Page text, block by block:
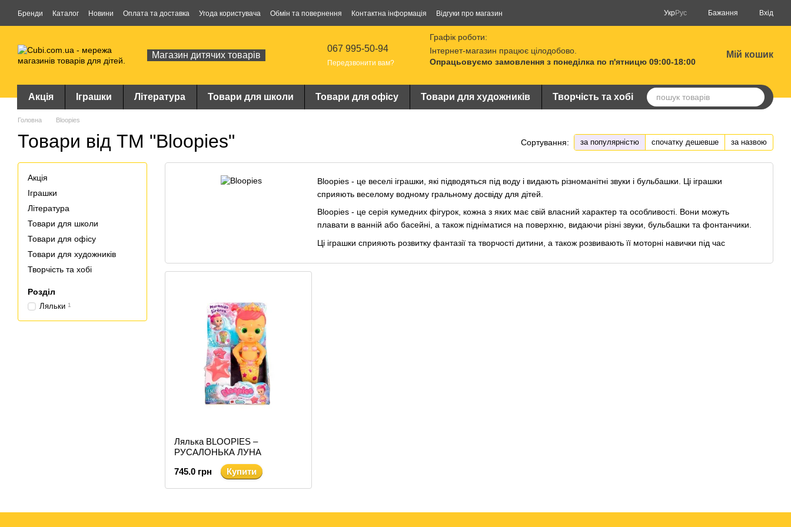
Перейти до основного контенту
Бренди Каталог Новини Оплата та доставка Угода користувача Обмін та повернення Контактна інформація Відгуки про магазин УкрРус Бажання Вхід
Магазин дитячих товарів
067 995-50-94
Передзвонити вам?
Графік роботи:
Інтернет-магазин працює цілодобово.
Опрацьовуємо замовлення з понеділка по п'ятницю 09:00-18:00
Мій кошик
Акція Іграшки Література Товари для школи Товари для офісу Товари для художників Творчість та хобі
Головна Bloopies
Товари від ТМ "Bloopies" Сортування: за популярністю спочатку дешевше за назвою
Bloopies - це веселі іграшки, які підводяться під воду і видають різноманітні звуки і бульбашки. Ці іграшки
сприяють веселому водному гральному досвіду для дітей.
Bloopies - це серія кумедних фігурок, кожна з яких має свій власний характер та особливості. Вони можуть
плавати в ванній або басейні, а також підніматися на поверхню, видаючи різні звуки, бульбашки та фонтанчики.
Ці іграшки сприяють розвитку фантазії та творчості дитини, а також розвивають її моторні навички під час
Лялька BLOOPIES –
РУСАЛОНЬКА ЛУНА
745.0 грн
Купити
Акція
Іграшки
Література
Товари для школи
Товари для офісу
Товари для художників
Творчість та хобі
Розділ
Ляльки 1